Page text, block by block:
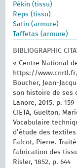
Pékin (tissu)
Reps (tissu)
Satin (armure)
Taffetas (armure)
BIBLIOGRAPHIC
« Centre National
https://
Boucher, Jean-
son histoire de ses
Lanore, 2015, p. 159
CIETA, Guelton,
Vocabulaire
d’étude des
Falcot, Pierre.
fabrication des
Risler, 1852, p. 644